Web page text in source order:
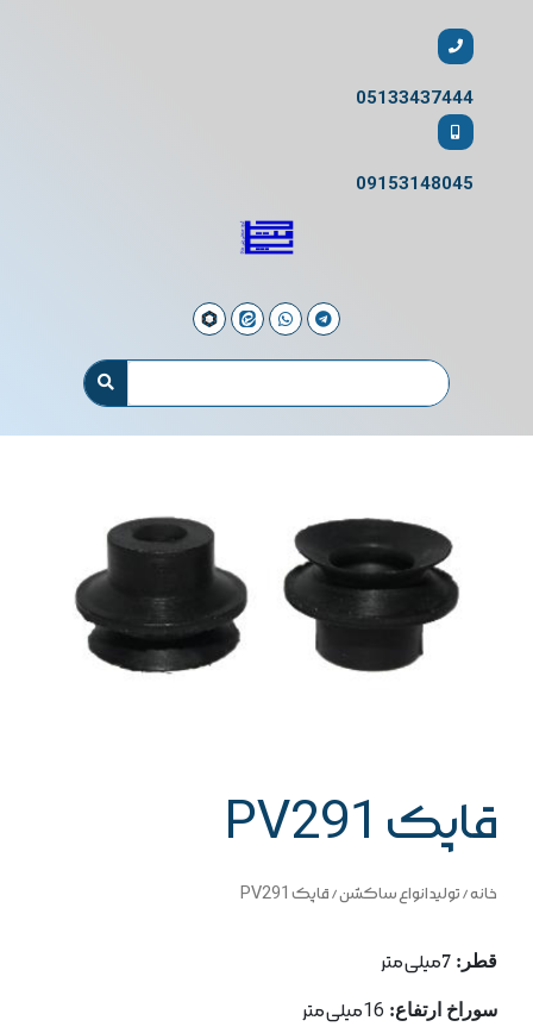
05133437444
09153148045
قاپک PV291
خانه/تولید انواع ساکشن/ قاپک PV291
قطر: 7 میلی متر
سوراخ ارتفاع: 16میلی متر